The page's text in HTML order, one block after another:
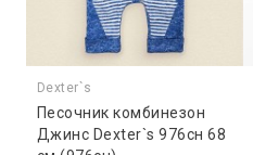
Dexter`s
Песочник комбинезон
Джинс Dexter`s 976сн 68